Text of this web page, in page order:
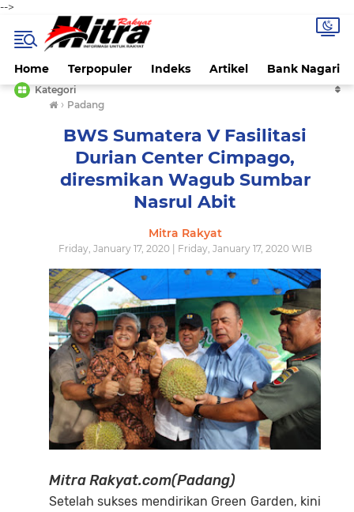
-->
Home Terpopuler Indeks Artikel Bank Nagari
Kategori
› Padang
BWS Sumatera V Fasilitasi
Durian Center Cimpago,
diresmikan Wagub Sumbar
Nasrul Abit
Mitra Rakyat
Friday, January 17, 2020 | Friday, January 17, 2020 WIB
Mitra Rakyat.com(Padang)
Setelah sukses mendirikan Green Garden, kini